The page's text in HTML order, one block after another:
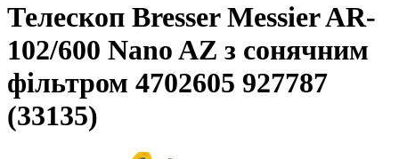
Телескоп Bresser Messier AR-
102/600 Nano AZ з сонячним
фільтром 4702605 927787
(33135)